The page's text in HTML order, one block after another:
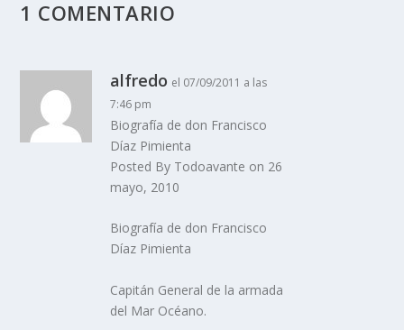
1 COMENTARIO
alfredo el 07/09/2011 a las
7:46 pm
Biografí­a de don Francisco
Dí­az Pimienta
Posted By Todoavante on 26
mayo, 2010
Biografí­a de don Francisco
Dí­az Pimienta
Capitán General de la armada
del Mar Océano.